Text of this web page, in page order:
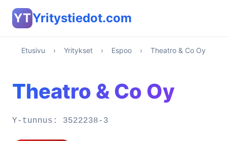
YTYritystiedot.com
Etusivu › Yritykset › Espoo › Theatro & Co Oy
Theatro & Co Oy
Y-tunnus: 3522238-3